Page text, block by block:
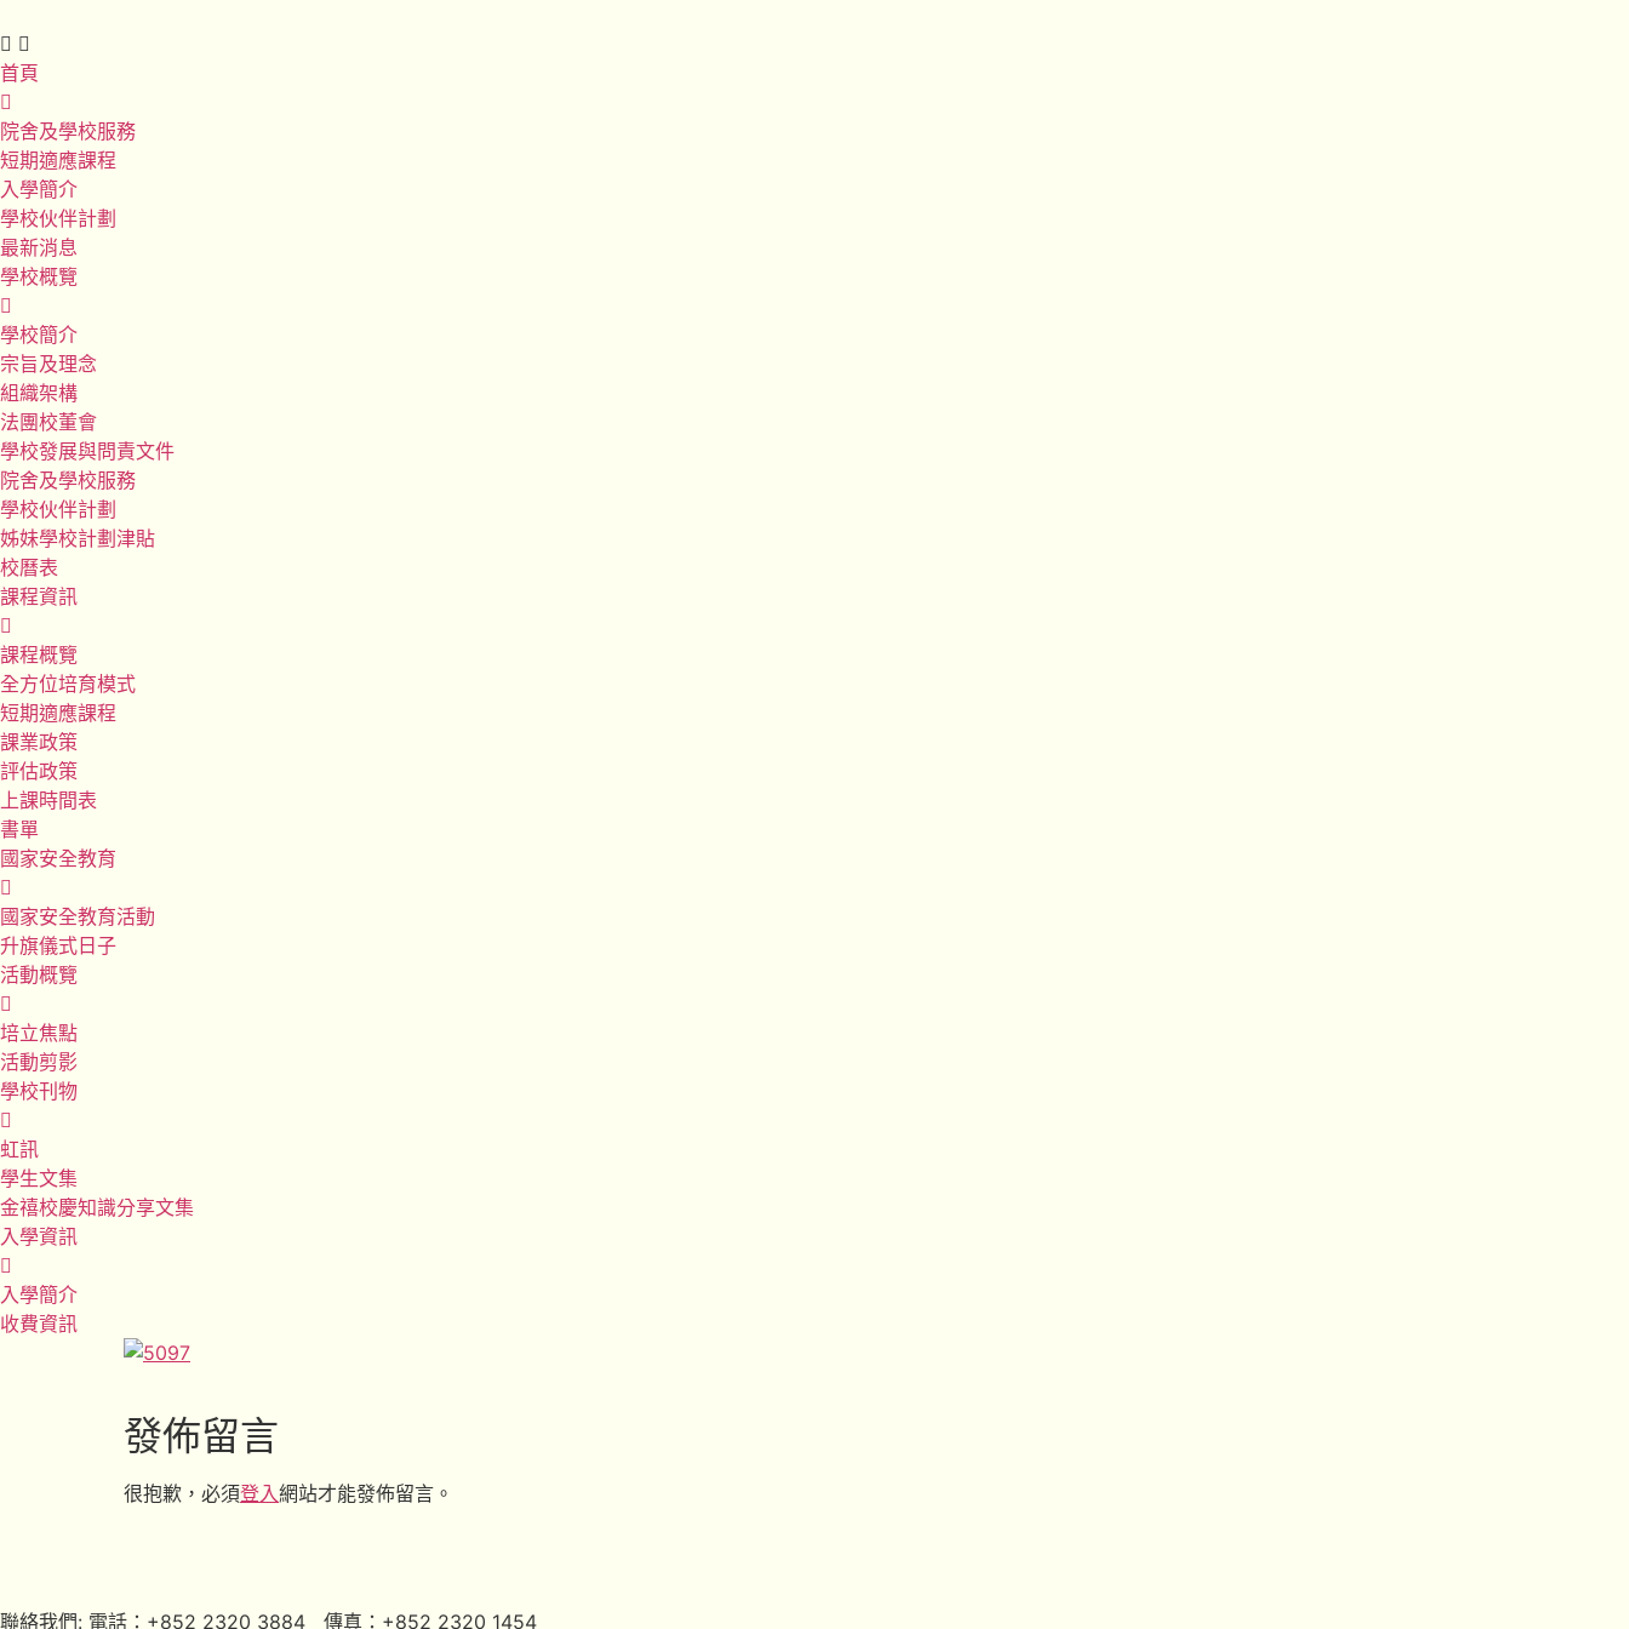
首頁
院舍及學校服務
短期適應課程
入學簡介
學校伙伴計劃
最新消息
學校概覽
學校簡介
宗旨及理念
組織架構
法團校董會
學校發展與問責文件
院舍及學校服務
學校伙伴計劃
姊妹學校計劃津貼
校曆表
課程資訊
課程概覽
全方位培育模式
短期適應課程
課業政策
評估政策
上課時間表
書單
國家安全教育
國家安全教育活動
升旗儀式日子
活動概覽
培立焦點
活動剪影
學校刊物
虹訊
學生文集
金禧校慶知識分享文集
入學資訊
入學簡介
收費資訊
發佈留言
很抱歉，必須登入網站才能發佈留言。
聯絡我們: 電話：+852 2320 3884 傳真：+852 2320 1454